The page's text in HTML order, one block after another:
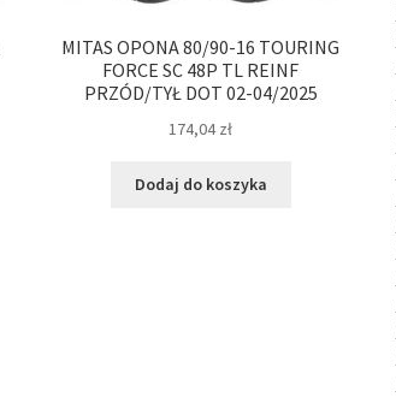
MITAS OPONA 80/90-16 TOURING
FORCE SC 48P TL REINF
PRZÓD/TYŁ DOT 02-04/2025
174,04zł
Dodaj do koszyka